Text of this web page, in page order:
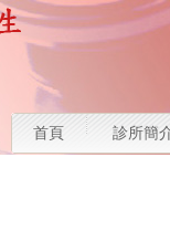
首頁 診所簡